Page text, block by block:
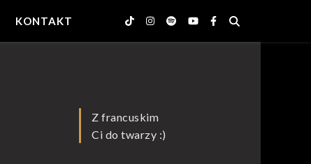
KONTAKT
Z francuskim
Ci do twarzy :)